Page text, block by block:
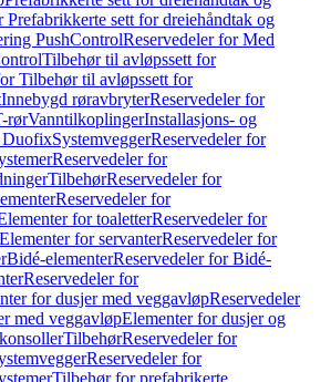
Prefabrikkerte sett for dreiehåndtak og
PushControlReservedeler for Med
Tilbehør til avløpssett for
Tilbehør til avløpssett for
Innebygd røravbryterReservedeler for
rørVanntilkoplingerInstallasjons- og
DuofixSystemveggerReservedeler for
Reservedeler for
TilbehørReservedeler for
Reservedeler for
for toaletterReservedeler for
Elementer for servanterReservedeler for
Bidé-elementerReservedeler for Bidé-
Reservedeler for
for dusjer med veggavløpReservedeler
med veggavløpElementer for dusjer og
TilbehørReservedeler for
Reservedeler for
Tilbehør for prefabrikerte